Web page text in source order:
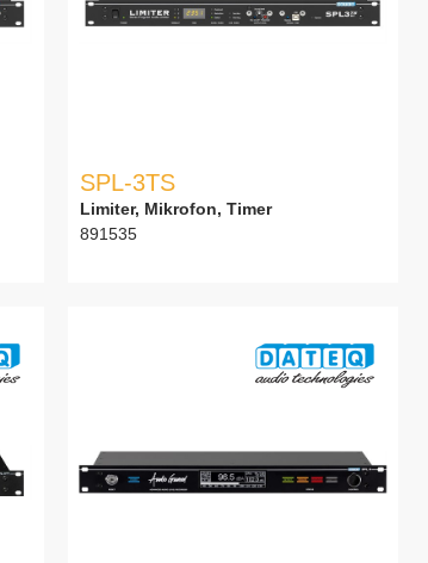
SPL-3TS
Limiter, Mikrofon, Timer
891535